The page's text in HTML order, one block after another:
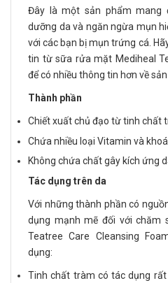
Đây là một sản phẩm mang
dưỡng da và ngăn ngừa mụn
với các bạn bị mụn trứng cá.
tin từ sữa rửa mặt Mediheal
để có nhiều thông tin hơn về sản
Thành phần
Chiết xuất chủ đạo từ tinh chất
Chứa nhiều loại Vitamin và
Không chứa chất gây kích ứng
Tác dụng trên da
Với những thành phần có
dụng mạnh mẽ đối với chăm
Teatree Care Cleansing
dụng:
Tinh chất tràm có tác dụng